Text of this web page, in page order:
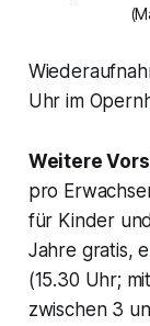
Uhr im
Weitere
pro
für Kinder
Jahre gratis,
(15.30 Uhr;
zwischen 3